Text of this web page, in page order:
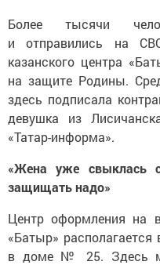
Более тысячи
и отправились на
казанского центра
на защите Родины.
здесь подписала
девушка из
«Татар-информа».
«Жена уже свыклась
защищать надо»
Центр оформления на
«Батыр»
в доме № 25. Здесь